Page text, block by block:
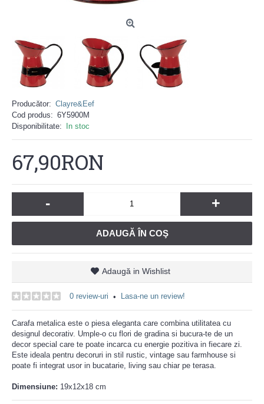
Producător: Clayre&Eef
Cod produs: 6Y5900M
Disponibilitate:
In stoc
67,90RON
- +
ADAUGĂ ÎN COŞ
Adaugă in Wishlist
0 review-uri • Lasa-ne un review!
Carafa metalica este o piesa eleganta care combina utilitatea cu
designul decorativ. Umple-o cu flori de gradina si bucura-te de un
decor special care te poate incarca cu energie pozitiva in fiecare zi.
Este ideala pentru decoruri in stil rustic, vintage sau farmhouse si
poate fi integrat usor in bucatarie, living sau chiar pe terasa.
Dimensiune: 19x12x18 cm